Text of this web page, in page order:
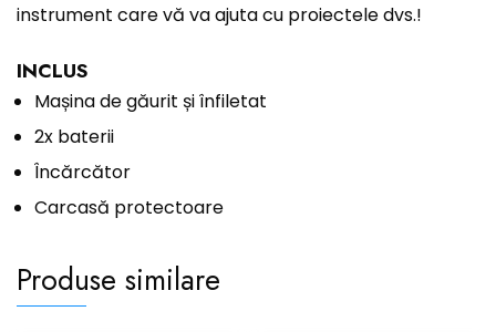
instrument care vă va ajuta cu proiectele dvs.!
INCLUS
Mașina de găurit și înfiletat
2x baterii
Încărcător
Carcasă protectoare
Produse similare